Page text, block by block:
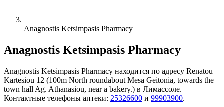
Anagnostis Ketsimpasis Pharmacy
Anagnostis Ketsimpasis Pharmacy
Anagnostis Ketsimpasis Pharmacy находится по адресу Renatou
Kartesiou 12 (100m North roundabout Mesa Geitonia, towards the
town hall Ag. Athanasiou, near a bakery.) в Лимассоле.
Контактные телефоны аптеки: 25326600 и 99903900.